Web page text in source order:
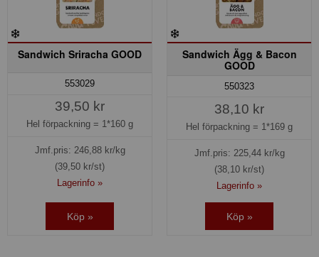
Sandwich Sriracha GOOD
553029
39,50 kr
Hel förpackning = 1*160 g
Jmf.pris: 246,88kr/kg
(39,50 kr/st)
Lagerinfo »
Köp »
Sandwich Ägg & Bacon
GOOD
550323
38,10 kr
Hel förpackning = 1*169 g
Jmf.pris: 225,44kr/kg
(38,10 kr/st)
Lagerinfo »
Köp »